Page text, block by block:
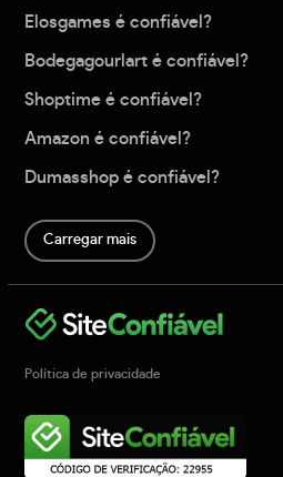
Elosgames é confiável?
Bodegagourlart é confiável?
Shoptime é confiável?
Amazon é confiável?
Dumasshop é confiável?
Carregar mais
Política de privacidade